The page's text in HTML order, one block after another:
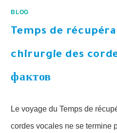
BLOG
Temps de
chirurgie des
фактов
Le voyage du Temps de
cordes vocales ne se termine